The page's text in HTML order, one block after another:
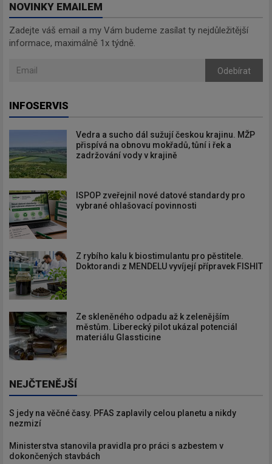
NOVINKY EMAILEM
Zadejte váš email a my Vám budeme zasílat ty nejdůležitější
informace, maximálně 1x týdně.
Odebírat
INFOSERVIS
Vedra a sucho dál sužují českou krajinu. MŽP
přispívá na obnovu mokřadů, tůní i řek a
zadržování vody v krajině
ISPOP zveřejnil nové datové standardy pro
vybrané ohlašovací povinnosti
Z rybího kalu k biostimulantu pro pěstitele.
Doktorandi z MENDELU vyvíjejí přípravek FISHIT
Ze skleněného odpadu až k zelenějším
městům. Liberecký pilot ukázal potenciál
materiálu Glassticine
NEJČTENĚJŠÍ
S jedy na věčné časy. PFAS zaplavily celou planetu a nikdy
nezmizí
Ministerstva stanovila pravidla pro práci s azbestem v
dokončených stavbách